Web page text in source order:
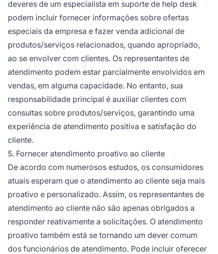
deveres de um especialista em suporte de help desk
podem incluir fornecer informações sobre ofertas
especiais da empresa e fazer venda adicional de
produtos/serviços relacionados, quando apropriado,
ao se envolver com clientes. Os representantes de
atendimento podem estar parcialmente envolvidos em
vendas, em alguma capacidade. No entanto, sua
responsabilidade principal é auxiliar clientes com
consultas sobre produtos/serviços, garantindo uma
experiência de atendimento positiva e satisfação do
cliente.
5. Fornecer atendimento proativo ao cliente
De acordo com numerosos estudos, os consumidores
atuais esperam que o atendimento ao cliente seja mais
proativo e personalizado. Assim, os representantes de
atendimento ao cliente não são apenas obrigados a
responder reativamente a solicitações. O atendimento
proativo também está se tornando um dever comum
dos funcionários de atendimento. Pode incluir oferecer